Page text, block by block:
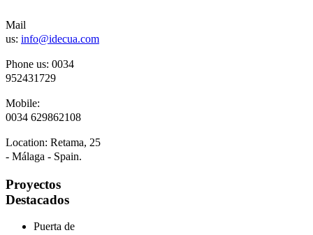
Mail
us: info@idecua.com
Phone us: 0034
952431729
Mobile:
0034 629862108
Location: Retama, 25
- Málaga - Spain.
Proyectos
Destacados
Puerta de